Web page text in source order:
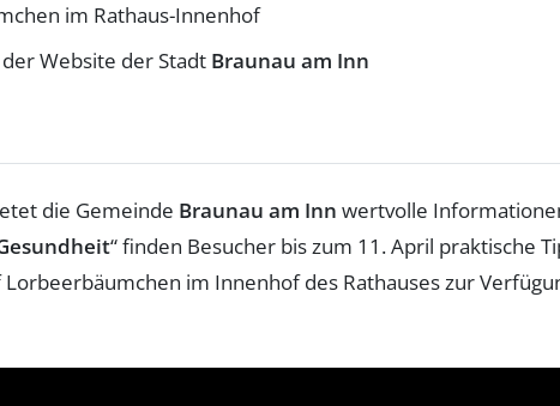
im Rathaus-Innenhof
Website der Stadt Braunau am Inn
die Gemeinde Braunau am Inn wertvolle
“ finden Besucher bis zum 11. April praktische
im Innenhof des Rathauses zur